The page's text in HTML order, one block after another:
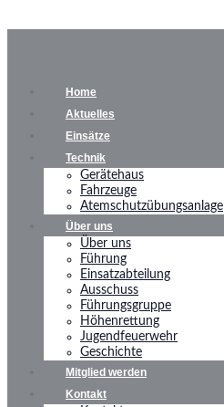
Home
Aktuelles
Einsätze
Technik
Gerätehaus
Fahrzeuge
Atemschutzübungsanlage
Über uns
Über uns
Führung
Einsatzabteilung
Ausschuss
Führungsgruppe
Höhenrettung
Jugendfeuerwehr
Geschichte
Mitglied werden
Kontakt